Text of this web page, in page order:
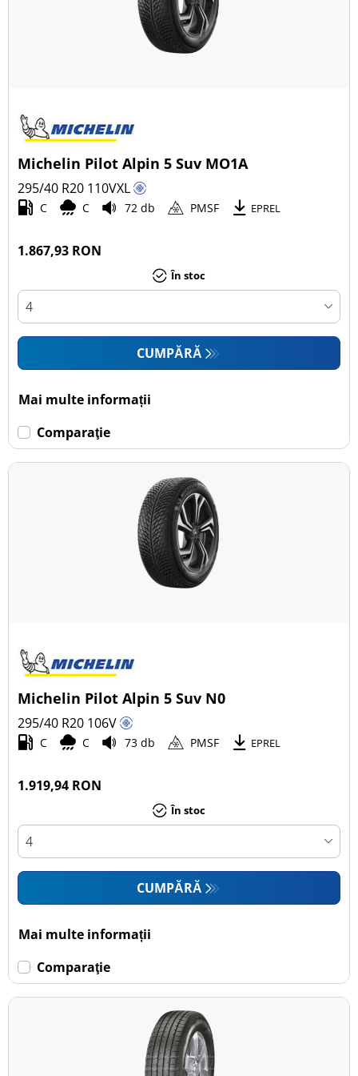
Michelin Pilot Alpin 5 Suv MO1A
295/40 R20 110VXL
C C 72 db PMSF EPREL
1.867,93 RON
În stoc
CUMPĂRĂ
Mai multe informații
Comparaţie
Michelin Pilot Alpin 5 Suv N0
295/40 R20 106V
C C 73 db PMSF EPREL
1.919,94 RON
În stoc
CUMPĂRĂ
Mai multe informații
Comparaţie